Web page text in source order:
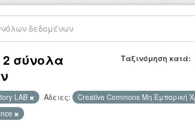
Ταξινόμηση κατά
2 σύνολα
LAB Άδειες: Creative Commons Μη Εμπορική